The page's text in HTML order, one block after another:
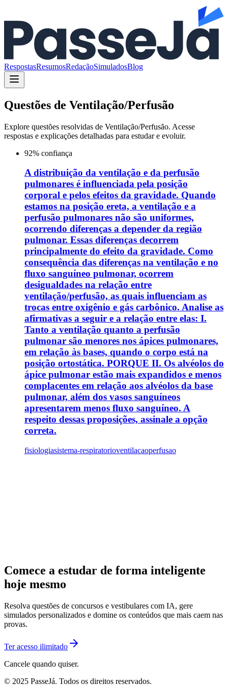
RespostasResumosRedaçãoSimuladosBlog
Questões de Ventilação/Perfusão
Explore questões resolvidas de Ventilação/Perfusão. Acesse
respostas e explicações detalhadas para estudar e evoluir.
92% confiança
A distribuição da ventilação e da perfusão
pulmonares é influenciada pela posição
corporal e pelos efeitos da gravidade. Quando
estamos na posição ereta, a ventilação e a
perfusão pulmonares não são uniformes,
ocorrendo diferenças a depender da região
pulmonar. Essas diferenças decorrem
principalmente do efeito da gravidade. Como
consequência das diferenças na ventilação e no
fluxo sanguíneo pulmonar, ocorrem
desigualdades na relação entre
ventilação/perfusão, as quais influenciam as
trocas entre oxigênio e gás carbônico. Analise as
afirmativas a seguir e a relação entre elas: I.
Tanto a ventilação quanto a perfusão
pulmonar são menores nos ápices pulmonares,
em relação às bases, quando o corpo está na
posição ortostática. PORQUE II. Os alvéolos do
ápice pulmonar estão mais expandidos e menos
complacentes em relação aos alvéolos da base
pulmonar, além dos vasos sanguíneos
apresentarem menos fluxo sanguíneo. A
respeito dessas proposições, assinale a opção
correta.
fisiologiasistema-respiratorioventilacaoperfusao
Comece a estudar de forma inteligente
hoje mesmo
Resolva questões de concursos e vestibulares com IA, gere
simulados personalizados e domine os conteúdos que mais caem nas
provas.
Ter acesso ilimitado
Cancele quando quiser.
© 2025 PasseJá. Todos os direitos reservados.